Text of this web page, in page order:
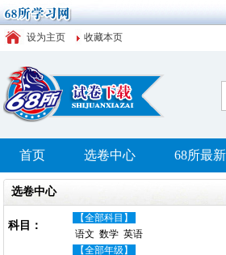
设为主页 收藏本页
首页 选卷中心 68所最
选卷中心
科目：
【全部科目】
语文 数学 英语
【全部年级】